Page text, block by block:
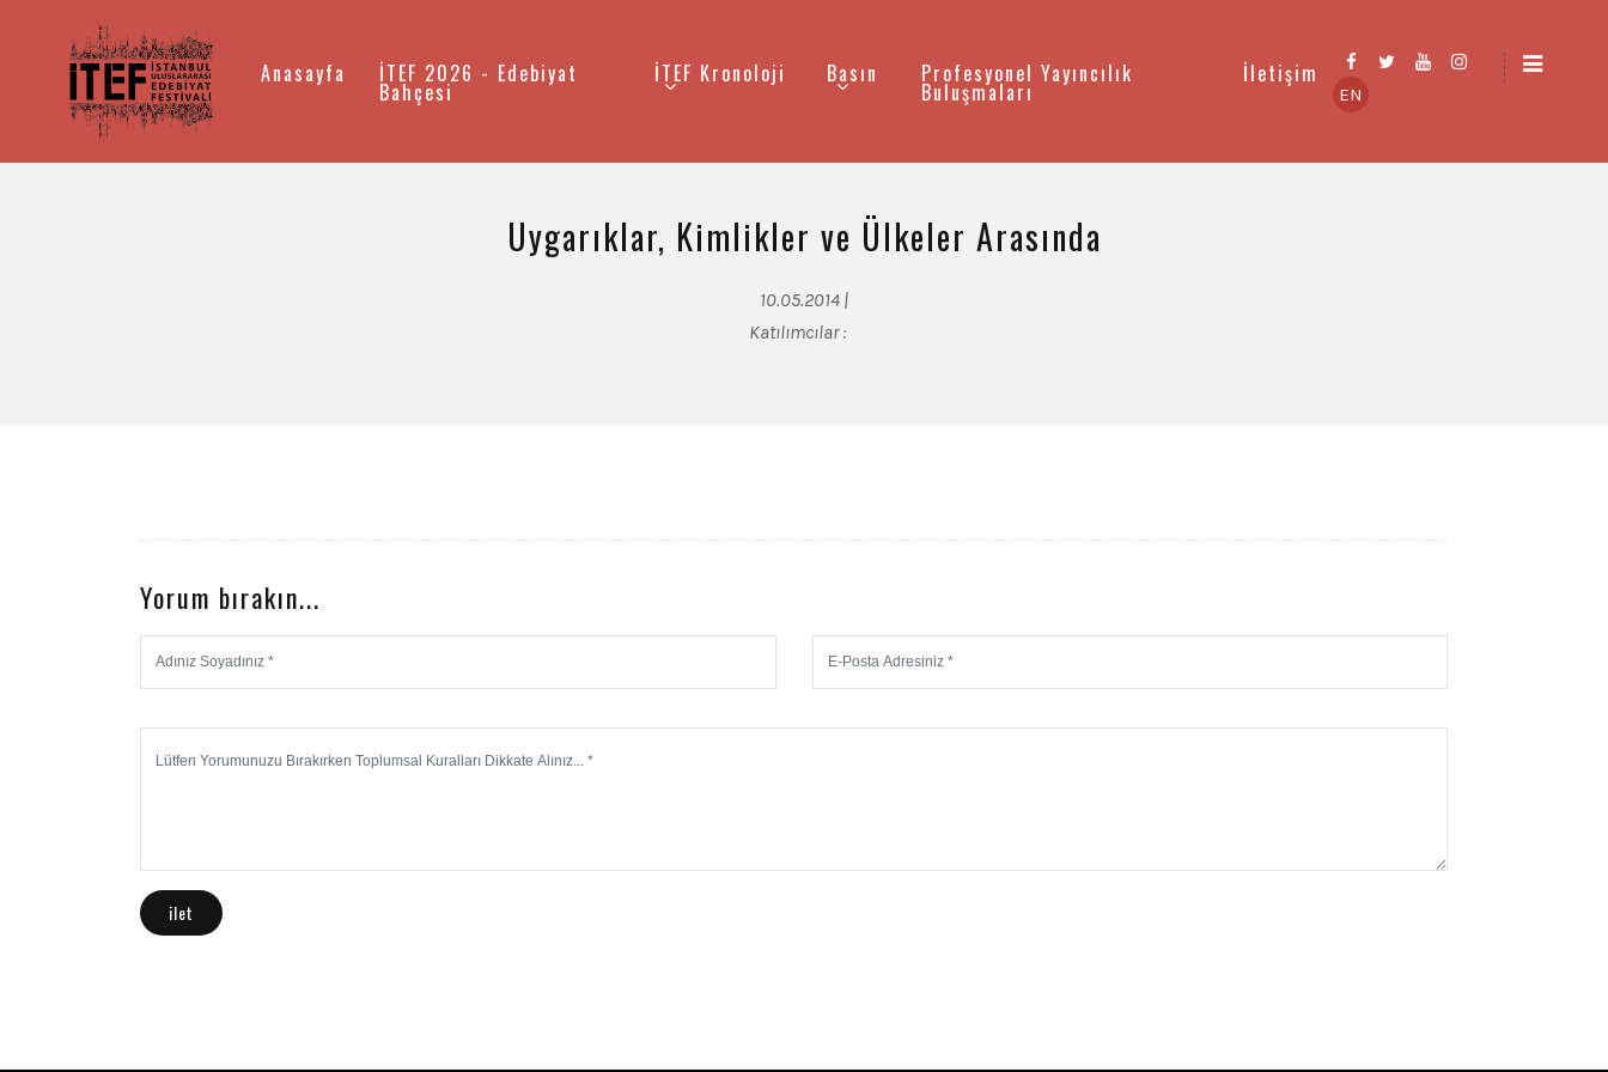
Anasayfa İTEF 2026 - Edebiyat
Bahçesi
İTEF Kronoloji Basın Profesyonel Yayıncılık
Buluşmaları
İletişim
EN
Uygarıklar, Kimlikler ve Ülkeler Arasında
10.05.2014 |
Katılımcılar :
Yorum bırakın...
ilet